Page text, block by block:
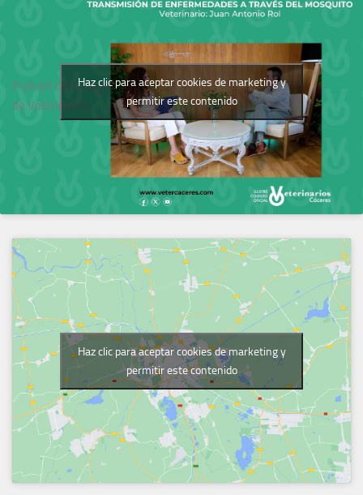
Podcast del Colegio
de Veterinarios
Haz clic para aceptar cookies de marketing y
permitir este contenido
Haz clic para aceptar cookies de marketing y
permitir este contenido